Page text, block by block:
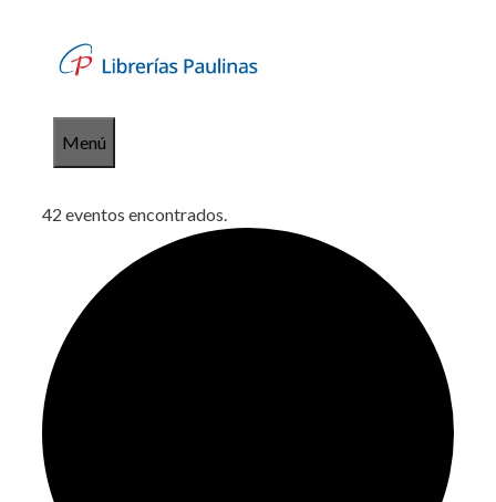
contenido
Menú
42 eventos encontrados.